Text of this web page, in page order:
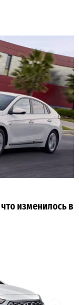
изменилось в